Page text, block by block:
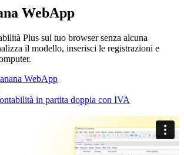
WebApp
Plus sul tuo browser senza alcuna
il modello, inserisci le registrazioni e
WebApp
in partita doppia con IVA